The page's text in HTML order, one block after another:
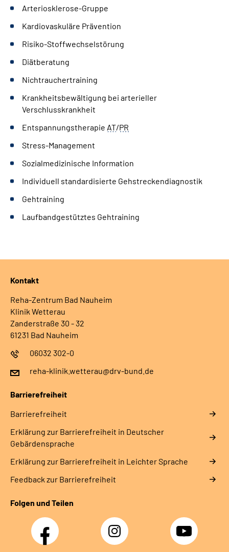
Arteriosklerose-Gruppe
Kardiovaskuläre Prävention
Risiko-Stoffwechselstörung
Diätberatung
Nichtrauchertraining
Krankheitsbewältigung bei arterieller
Verschlusskrankheit
Entspannungstherapie AT/PR
Stress-Management
Sozialmedizinische Information
Individuell standardisierte Gehstreckendiagnostik
Gehtraining
Laufbandgestütztes Gehtraining
Kontakt
Reha-Zentrum Bad Nauheim
Klinik Wetterau
Zanderstraße 30 - 32
61231 Bad Nauheim
06032 302-0
reha-klinik.wetterau@drv-bund.de
Barrierefreiheit
Barrierefreiheit
Erklärung zur Barrierefreiheit in Deutscher
Gebärdensprache
Erklärung zur Barrierefreiheit in Leichter Sprache
Feedback zur Barrierefreiheit
Folgen und Teilen
Facebook Instagram YouTube